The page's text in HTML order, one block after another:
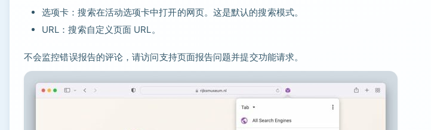
选项卡：搜索在活动选项卡中打开的网页。这是默认的搜索模式。
URL：搜索自定义页面 URL。
不会监控错误报告的评论，请访问支持页面报告问题并提交功能请求。